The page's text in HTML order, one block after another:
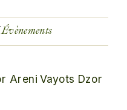
Évènements